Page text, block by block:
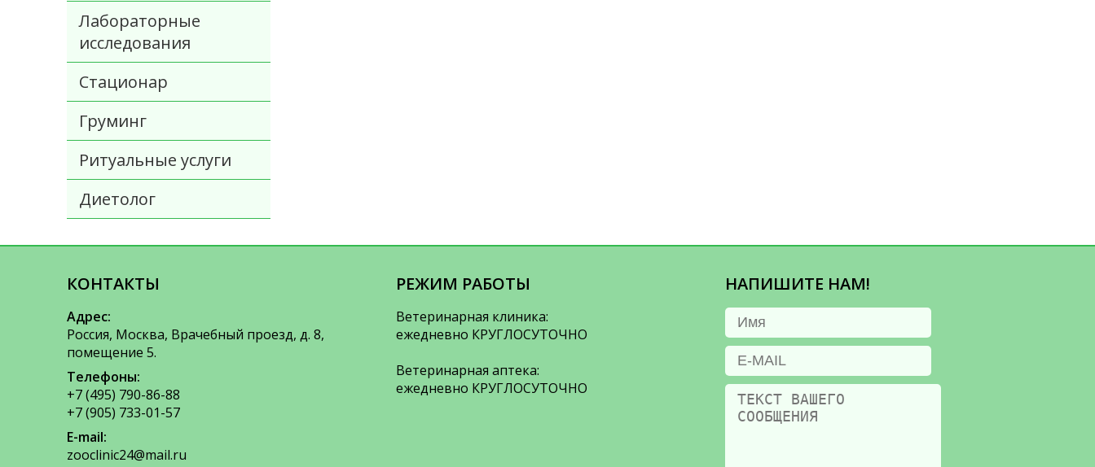
Лабораторные
исследования
Стационар
Груминг
Ритуальные услуги
Диетолог
КОНТАКТЫ
Адрес:
Россия, Москва, Врачебный проезд, д. 8,
помещение 5.
Телефоны:
+7 (495) 790-86-88
+7 (905) 733-01-57
E-mail:
zooclinic24@mail.ru
РЕЖИМ РАБОТЫ
Ветеринарная клиника:
ежедневно КРУГЛОСУТОЧНО
Ветеринарная аптека:
ежедневно КРУГЛОСУТОЧНО
НАПИШИТЕ НАМ!